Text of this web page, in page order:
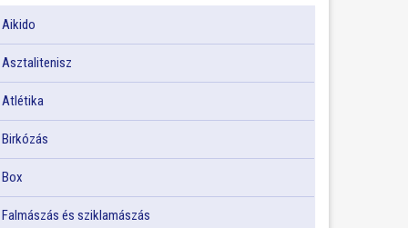
Aikido
Asztalitenisz
Atlétika
Birkózás
Box
Falmászás és sziklamászás